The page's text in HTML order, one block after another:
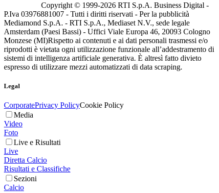
Copyright © 1999-2026 RTI S.p.A. Business Digital -
P.Iva 03976881007 - Tutti i diritti riservati - Per la pubblicità
Mediamond S.p.A. - RTI S.p.A., Mediaset N.V., sede legale
Amsterdam (Paesi Bassi) - Uffici Viale Europa 46, 20093 Cologno
Monzese (MI)Rispetto ai contenuti e ai dati personali trasmessi e/o
riprodotti è vietata ogni utilizzazione funzionale all’addestramento di
sistemi di intelligenza artificiale generativa. È altresì fatto divieto
espresso di utilizzare mezzi automatizzati di data scraping.
Legal
CorporatePrivacy PolicyCookie Policy
Media
Video
Foto
Live e Risultati
Live
Diretta Calcio
Risultati e Classifiche
Sezioni
Calcio